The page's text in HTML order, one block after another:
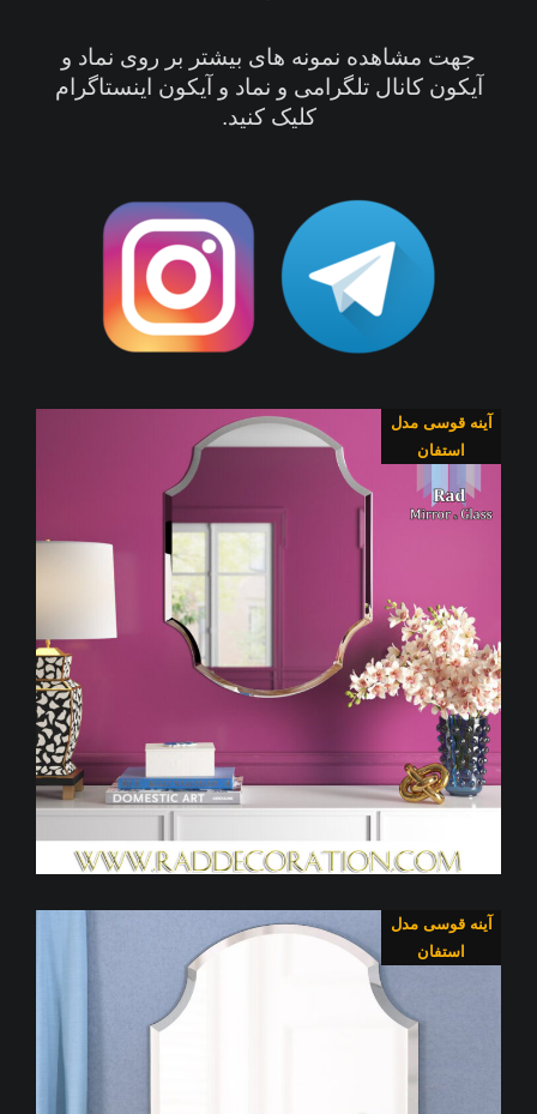
جهت مشاهده نمونه های بیشتر بر روی نماد و
آیکون کانال تلگرامی و نماد و آیکون اینستاگرام
کلیک کنید.
آینه قوسی مدل
استفان
آینه قوسی مدل
استفان